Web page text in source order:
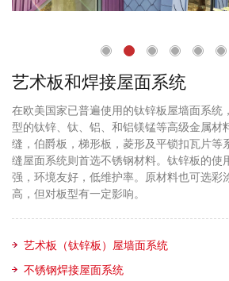
艺术板和焊接屋面系统
在欧美国家已普遍使用的钛锌板屋墙面系统
型的钛锌、钛、铝、和铝镁锰等高级金属材
缝，伯爵板，梯形板，菱形及平锁扣瓦片等
缝屋面系统则首选不锈钢材料。钛锌板的使
强，环境友好，低维护率。原材料也可选彩
高，但对板型有一定影响。
艺术板（钛锌板）屋墙面系统
不锈钢焊接屋面系统